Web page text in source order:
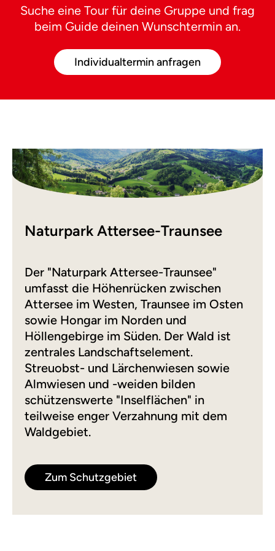
Suche eine Tour für deine Gruppe und frag
beim Guide deinen Wunschtermin an.
Individualtermin anfragen
Naturpark Attersee-Traunsee
Der "Naturpark Attersee-Traunsee"
umfasst die Höhenrücken zwischen
Attersee im Westen, Traunsee im Osten
sowie Hongar im Norden und
Höllengebirge im Süden. Der Wald ist
zentrales Landschaftselement.
Streuobst- und Lärchenwiesen sowie
Almwiesen und -weiden bilden
schützenswerte "Inselflächen" in
teilweise enger Verzahnung mit dem
Waldgebiet.
Zum Schutzgebiet